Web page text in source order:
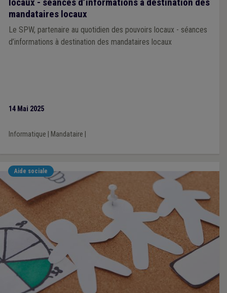
mandataires locaux
Le SPW, partenaire au quotidien des pouvoirs locaux - séances
d’informations à destination des mandataires locaux
14 Mai 2025
Informatique Mandataire
Aide sociale